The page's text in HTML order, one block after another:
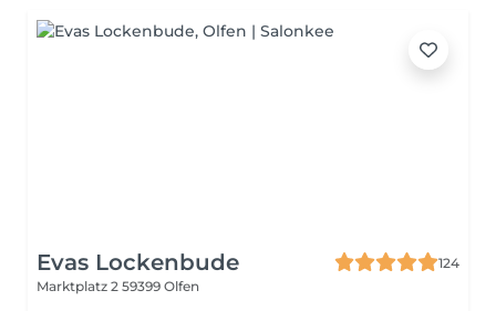
Evas Lockenbude
124
Marktplatz 2 59399 Olfen